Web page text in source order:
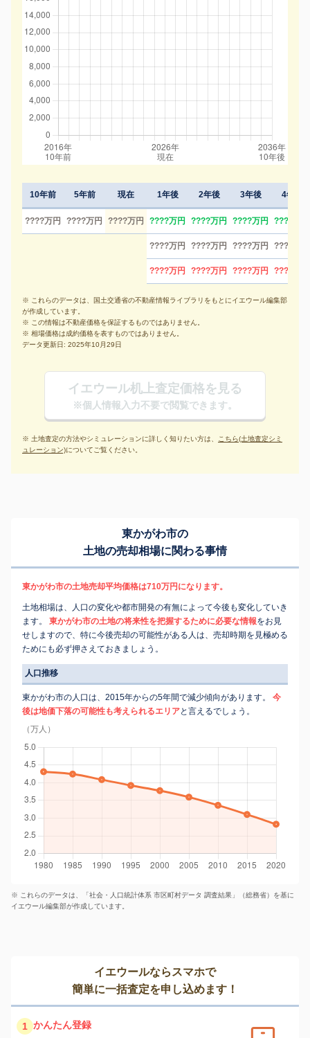
10年前 5年前 現在
????万円 ????万円 ????万円
1年後 2年後 3年後 4年後
????万円 ????万円 ????万円 ????万円
????万円 ????万円 ????万円 ????万円
????万円 ????万円 ????万円 ????万円
※ これらのデータは、国土交通省の不動産情報ライブラリをもとにイエウール編集部
が作成しています。
※ この情報は不動産価格を保証するものではありません。
※ 相場価格は成約価格を表すものではありません。
データ更新日: 2025年10月29日
イエウール机上査定価格を見る
※個人情報入力不要で閲覧できます。
※ 土地査定の方法やシミュレーションに詳しく知りたい方は、 こちら(土地査定シミ
ュレーション)についてご覧ください。
東かがわ市の
土地の売却相場に関わる事情
東かがわ市の土地売却平均価格は710万円になります。
土地相場は、人口の変化や都市開発の有無によって今後も変化していき
ます。
東かがわ市の土地の将来性を把握するために必要な情報をお見
せしますので、特に今後売却の可能性がある人は、売却時期を見極める
ためにも必ず押さえておきましょう。
人口推移
東かがわ市の人口は、2015年からの5年間で減少傾向があります。
今
後は地価下落の可能性も考えられるエリアと言えるでしょう。
（万人）
※ これらのデータは、「社会・人口統計体系 市区町村データ 調査結果」（総務省）を基に
イエウール編集部が作成しています。
イエウールならスマホで
簡単に一括査定を申し込めます！
1 かんたん登録